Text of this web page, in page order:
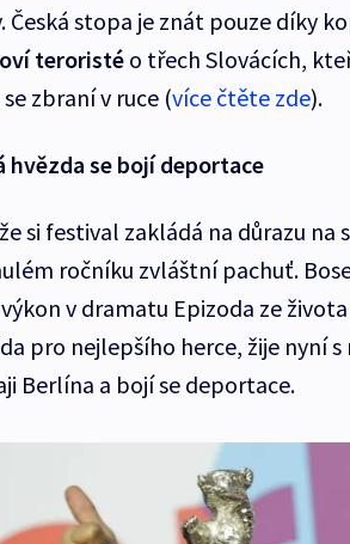
Česká stopa je znát pouze díky
teroristéo třech Slovácích,
zbraní v ruce (více čtěte zde).
hvězda se bojí deportace
si festival zakládá na důrazu
ročníku zvláštní pachuť.
výkon v dramatu Epizoda ze
pro nejlepšího herce, žije nyní
Berlína a bojí se deportace.